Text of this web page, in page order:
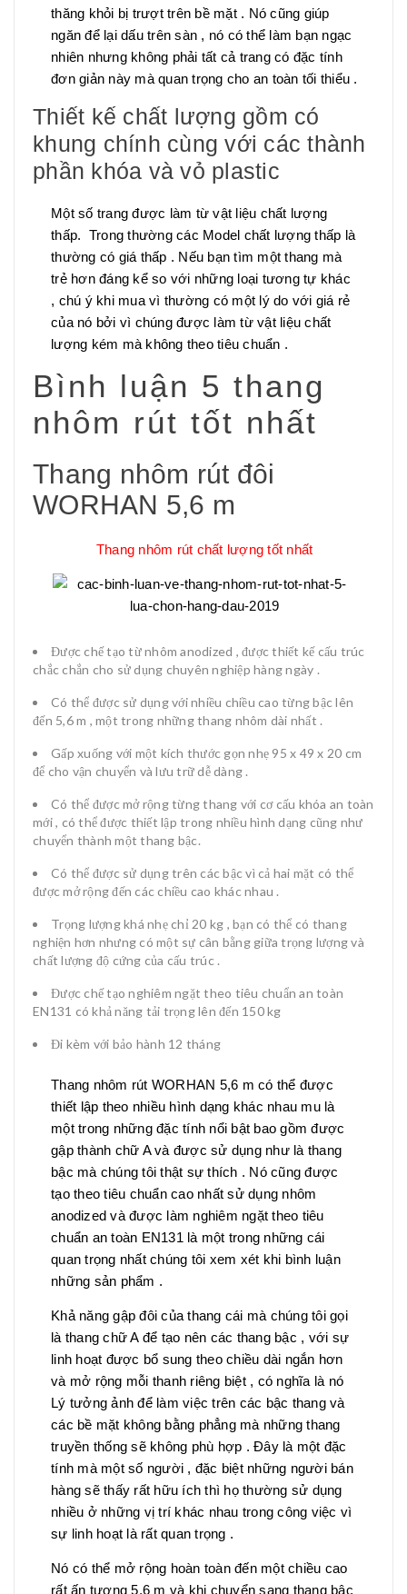
thăng khỏi bị trượt trên bề mặt . Nó cũng giúp
ngăn để lại dấu trên sàn , nó có thể làm bạn ngạc
nhiên nhưng không phải tất cả trang có đặc tính
đơn giản này mà quan trọng cho an toàn tối thiểu .
Thiết kế chất lượng gồm có
khung chính cùng với các thành
phần khóa và vỏ plastic
Một số trang được làm từ vật liệu chất lượng
thấp. Trong thường các Model chất lượng thấp là
thường có giá thấp . Nếu bạn tìm một thang mà
trẻ hơn đáng kể so với những loại tương tự khác
, chú ý khi mua vì thường có một lý do với giá rẻ
của nó bởi vì chúng được làm từ vật liệu chất
lượng kém mà không theo tiêu chuẩn .
Bình luận 5 thang
nhôm rút tốt nhất
Thang nhôm rút đôi
WORHAN 5,6 m
Thang nhôm rút chất lượng tốt nhất
Được chế tạo từ nhôm anodized , được thiết kế cấu trúc
chắc chắn cho sử dụng chuyên nghiệp hàng ngày .
Có thể được sử dụng với nhiều chiều cao từng bậc lên
đến 5,6 m , một trong những thang nhôm dài nhất .
Gấp xuống với một kích thước gọn nhẹ 95 x 49 x 20 cm
để cho vận chuyển và lưu trữ dễ dàng .
Có thể được mở rộng từng thang với cơ cấu khóa an toàn
mới , có thể được thiết lập trong nhiều hình dạng cũng như
chuyển thành một thang bậc.
Có thể được sử dụng trên các bậc vì cả hai mặt có thể
được mở rộng đến các chiều cao khác nhau .
Trọng lượng khá nhẹ chỉ 20 kg , bạn có thể có thang
nghiện hơn nhưng có một sự cân bằng giữa trọng lượng và
chất lượng độ cứng của cấu trúc .
Được chế tạo nghiêm ngặt theo tiêu chuẩn an toàn
EN131 có khả năng tải trọng lên đến 150 kg
Đi kèm với bảo hành 12 tháng
Thang nhôm rút WORHAN 5,6 m có thể được
thiết lập theo nhiều hình dạng khác nhau mu là
một trong những đặc tính nổi bật bao gồm được
gập thành chữ A và được sử dụng như là thang
bậc mà chúng tôi thật sự thích . Nó cũng được
tạo theo tiêu chuẩn cao nhất sử dụng nhôm
anodized và được làm nghiêm ngặt theo tiêu
chuẩn an toàn EN131 là một trong những cái
quan trọng nhất chúng tôi xem xét khi bình luận
những sản phẩm .
Khả năng gập đôi của thang cái mà chúng tôi gọi
là thang chữ A để tạo nên các thang bậc , với sự
linh hoạt được bổ sung theo chiều dài ngắn hơn
và mở rộng mỗi thanh riêng biệt , có nghĩa là nó
Lý tưởng ảnh để làm việc trên các bậc thang và
các bề mặt không bằng phẳng mà những thang
truyền thống sẽ không phù hợp . Đây là một đặc
tính mà một số người , đặc biệt những người bán
hàng sẽ thấy rất hữu ích thì họ thường sử dụng
nhiều ở những vị trí khác nhau trong công việc vì
sự linh hoạt là rất quan trọng .
Nó có thể mở rộng hoàn toàn đến một chiều cao
rất ấn tượng 5,6 m và khi chuyển sang thang bậc